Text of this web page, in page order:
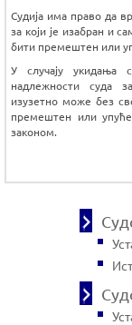
Судија има право да
за који је изабран и
бити премештен или
У случају укидања
надлежности суда
изузетно може без
премештен или
законом.